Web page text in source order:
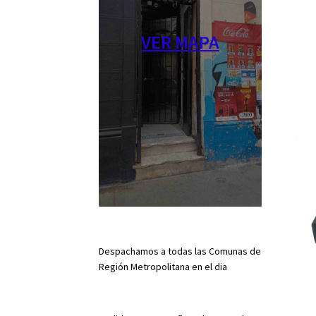
VER MAPA
Despachamos a todas las Comunas de
Región Metropolitana en el dia